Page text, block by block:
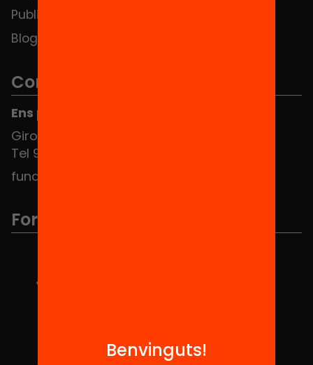
Publicacions i vídeos
Blog
Contacte
Ens pots trobar al Hub Social
Girona 34, interior 08010 Barcelona
Tel 934 588 700
fundacio@equitat.org
Formem part de...
Benvinguts!